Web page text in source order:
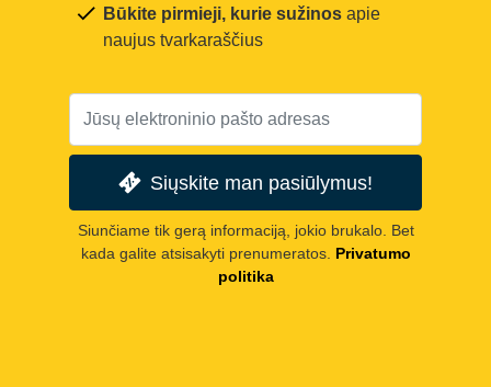
Būkite pirmieji, kurie sužinos apie
naujus tvarkaraščius
Siųskite man pasiūlymus!
Siunčiame tik gerą informaciją, jokio brukalo. Bet
kada galite atsisakyti prenumeratos. Privatumo
politika